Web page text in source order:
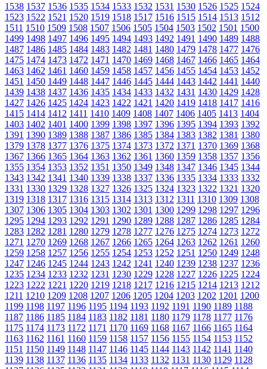
1538 1537 1536 1535 1534 1533 1532 1531 1530 1526 1525 1524
1523 1522 1521 1520 1519 1518 1517 1516 1515 1514 1513 1512
1511 1510 1509 1508 1507 1506 1505 1504 1503 1502 1501 1500
1499 1498 1497 1496 1495 1494 1493 1492 1491 1490 1489 1488
1487 1486 1485 1484 1483 1482 1481 1480 1479 1478 1477 1476
1475 1474 1473 1472 1471 1470 1469 1468 1467 1466 1465 1464
1463 1462 1461 1460 1459 1458 1457 1456 1455 1454 1453 1452
1451 1450 1449 1448 1447 1446 1445 1444 1443 1442 1441 1440
1439 1438 1437 1436 1435 1434 1433 1432 1431 1430 1429 1428
1427 1426 1425 1424 1423 1422 1421 1420 1419 1418 1417 1416
1415 1414 1412 1411 1410 1409 1408 1407 1406 1405 1413 1404
1403 1402 1401 1400 1399 1398 1397 1396 1395 1394 1393 1392
1391 1390 1389 1388 1387 1386 1385 1384 1383 1382 1381 1380
1379 1378 1377 1376 1375 1374 1373 1372 1371 1370 1369 1368
1367 1366 1365 1364 1363 1362 1361 1360 1359 1358 1357 1356
1355 1354 1353 1352 1351 1350 1349 1348 1347 1346 1345 1344
1343 1342 1341 1340 1339 1338 1337 1336 1335 1334 1333 1332
1331 1330 1329 1328 1327 1326 1325 1324 1323 1322 1321 1320
1319 1318 1317 1316 1315 1314 1313 1312 1311 1310 1309 1308
1307 1306 1305 1304 1303 1302 1301 1300 1299 1298 1297 1296
1295 1294 1293 1292 1291 1290 1289 1288 1287 1286 1285 1284
1283 1282 1281 1280 1279 1278 1277 1276 1275 1274 1273 1272
1271 1270 1269 1268 1267 1266 1265 1264 1263 1262 1261 1260
1259 1258 1257 1256 1255 1254 1253 1252 1251 1250 1249 1248
1247 1246 1245 1244 1243 1242 1241 1240 1239 1238 1237 1236
1235 1234 1233 1232 1231 1230 1229 1228 1227 1226 1225 1224
1223 1222 1221 1220 1219 1218 1217 1216 1215 1214 1213 1212
1211 1210 1209 1208 1207 1206 1205 1204 1203 1202 1201 1200
1199 1198 1197 1196 1195 1194 1193 1192 1191 1190 1189 1188
1187 1186 1185 1184 1183 1182 1181 1180 1179 1178 1177 1176
1175 1174 1173 1172 1171 1170 1169 1168 1167 1166 1165 1164
1163 1162 1161 1160 1159 1158 1157 1156 1155 1154 1153 1152
1151 1150 1149 1148 1147 1146 1145 1144 1143 1142 1141 1140
1139 1138 1137 1136 1135 1134 1133 1132 1131 1130 1129 1128